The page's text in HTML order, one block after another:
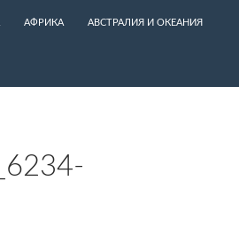
АФРИКА АВСТРАЛИЯ И ОКЕАНИЯ